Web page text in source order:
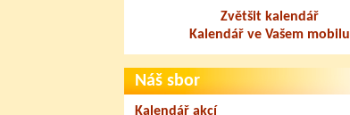
Zvětšit kalendář
Kalendář ve Vašem mobilu
Náš sbor
Kalendář akcí